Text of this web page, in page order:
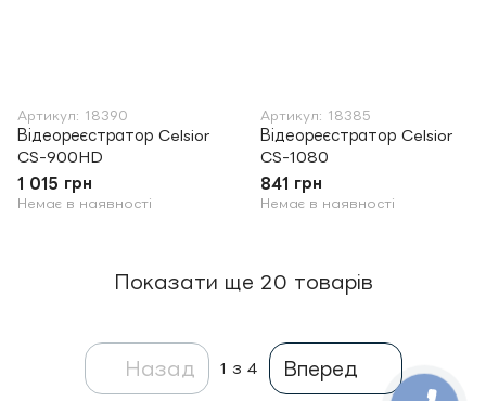
Артикул: 18390
Відеореєстратор Celsior
CS-900HD
1 015 грн
Немає в наявності
Артикул: 18385
Відеореєстратор Celsior
CS-1080
841 грн
Немає в наявності
Показати ще 20 товарів
Назад 1 з 4 Вперед